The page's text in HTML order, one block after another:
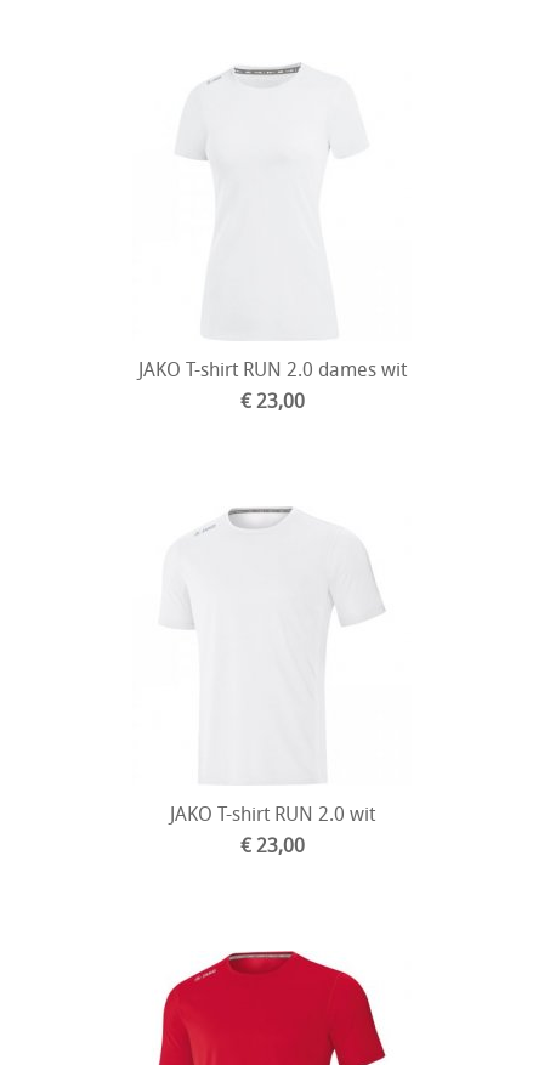
JAKO T-shirt RUN 2.0 dames wit
€ 23,00
JAKO T-shirt RUN 2.0 wit
€ 23,00